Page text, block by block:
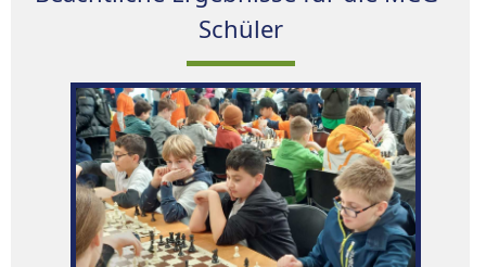
Schüler